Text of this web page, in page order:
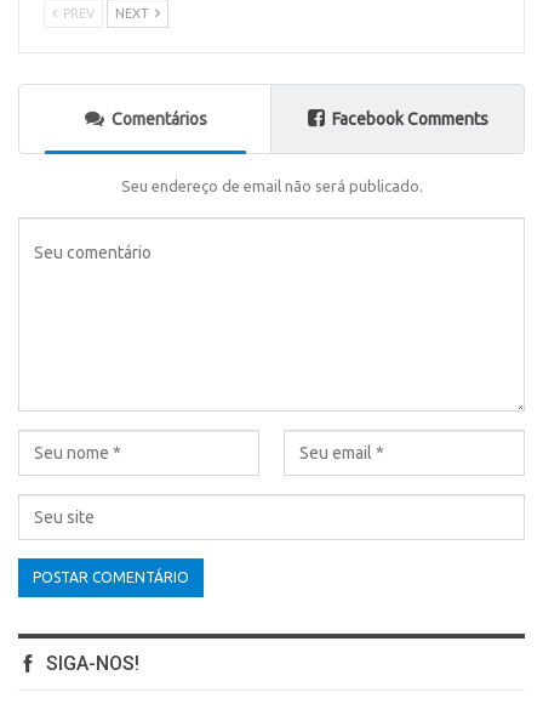
PREV NEXT
Comentários Facebook Comments
Seu endereço de email não será publicado.
SIGA-NOS!